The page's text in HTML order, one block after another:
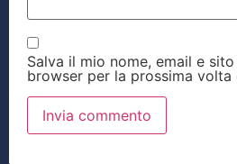
Salva il mio nome, email e
browser per la prossima volta